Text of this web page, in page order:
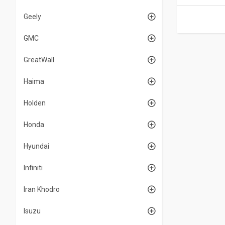
Geely
GMC
GreatWall
Haima
Holden
Honda
Hyundai
Infiniti
Iran Khodro
Isuzu